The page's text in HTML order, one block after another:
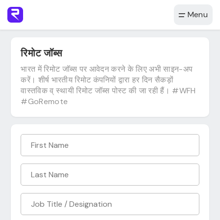
Menu
रिमोट जॉब्स
भारत में रिमोट जॉब्स पर आवेदन करने के लिए अभी साइन-अप
करें। शीर्ष भारतीय रिमोट कंपनियों द्वारा हर दिन सैकड़ों
वास्तविक व् स्थायी रिमोट जॉब्स पोस्ट की जा रही हैं। #WFH
#GoRemote